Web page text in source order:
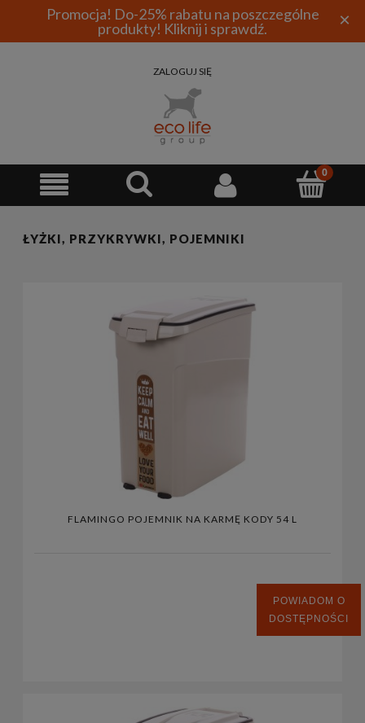
Promocja! Do-25% rabatu na poszczególne
produkty! Kliknij i sprawdź.
×
ZALOGUJ SIĘ
ŁYŻKI, PRZYKRYWKI, POJEMNIKI
FLAMINGO POJEMNIK NA KARMĘ KODY 54 L
POWIADOM O
DOSTĘPNOŚCI